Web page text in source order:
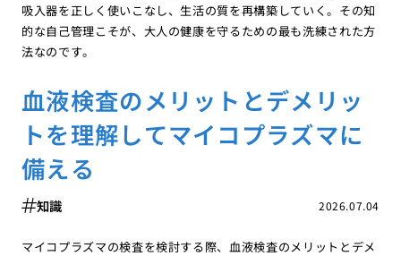
吸入器を正しく使いこなし、生活の質を再構築していく。その知
的な自己管理こそが、大人の健康を守るための最も洗練された方
法なのです。
血液検査のメリットとデメリッ
トを理解してマイコプラズマに
備える
2026.07.04
知識
マイコプラズマの検査を検討する際、血液検査のメリットとデメ